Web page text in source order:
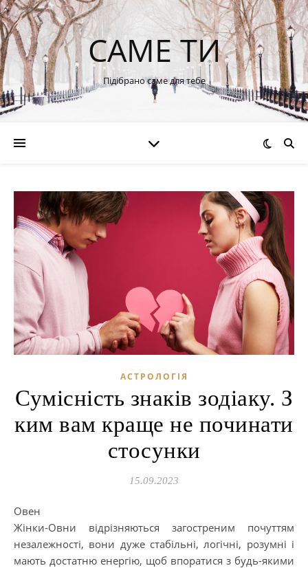
САМЕ ТИ
Підібрано саме для тебе
АСТРОЛОГІЯ
Сумісність знаків зодіаку. З
ким вам краще не починати
стосунки
15.09.2023
Овен
Жінки-Овни відрізняються загостреним почуттям
незалежності, вони дуже стабільні, логічні, розумні і
мають достатню енергію, щоб впоратися з будь-якими